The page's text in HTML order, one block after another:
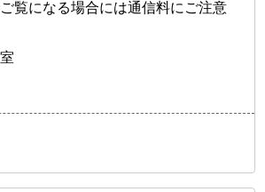
覧になる場合には通信料にご注意